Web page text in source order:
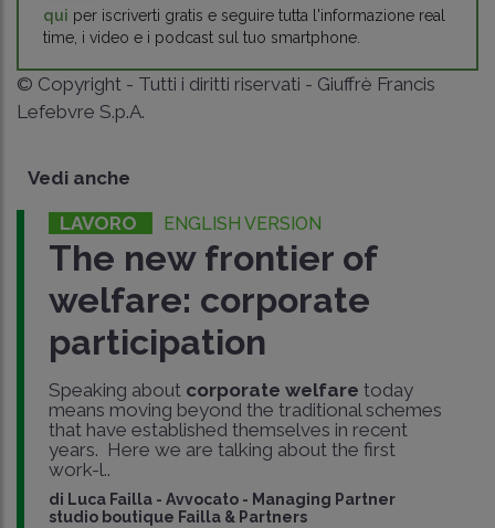
qui per iscriverti gratis e seguire tutta l'informazione real
time, i video e i podcast sul tuo smartphone.
© Copyright - Tutti i diritti riservati - Giuffrè Francis
Lefebvre S.p.A.
Vedi anche
LAVORO ENGLISH VERSION
The new frontier of
welfare: corporate
participation
Speaking about corporate welfare today
means moving beyond the traditional schemes
that have established themselves in recent
years. Here we are talking about the first
work-l..
di Luca Failla - Avvocato - Managing Partner
studio boutique Failla & Partners